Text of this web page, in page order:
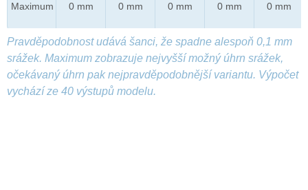
Maximum 0 mm 0 mm 0 mm 0 mm 0 mm
Pravděpodobnost udává šanci, že spadne alespoň 0,1 mm
srážek. Maximum zobrazuje nejvyšší možný úhrn srážek,
očekávaný úhrn pak nejpravděpodobnější variantu. Výpočet
vychází ze 40 výstupů modelu.